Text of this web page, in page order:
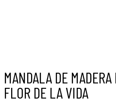
MANDALA DE
FLOR DE LA VIDA